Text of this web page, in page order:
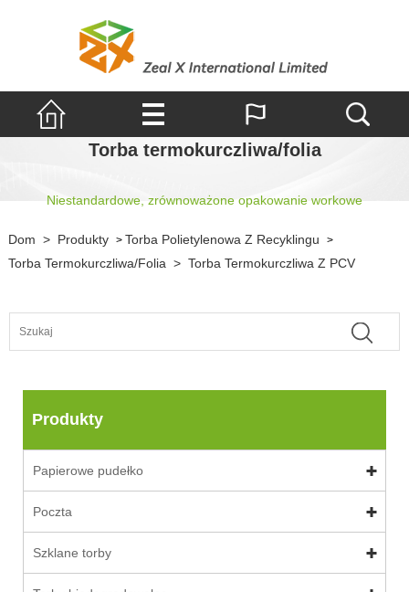
Torba termokurczliwa/folia
Niestandardowe, zrównoważone opakowanie workowe
Dom > Produkty > Torba Polietylenowa Z Recyklingu >
Torba Termokurczliwa/folia > Torba Termokurczliwa Z PCV
Produkty
Papierowe pudełko
Poczta
Szklane torby